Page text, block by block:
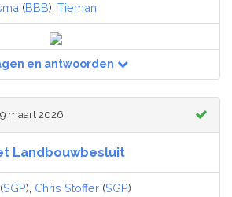
(BBB), Tieman
en antwoorden
maart 2026
Landbouwbesluit
(SGP), Chris Stoffer (SGP)